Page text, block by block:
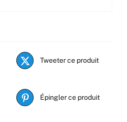
Tweeter ce produit
Épingler ce produit